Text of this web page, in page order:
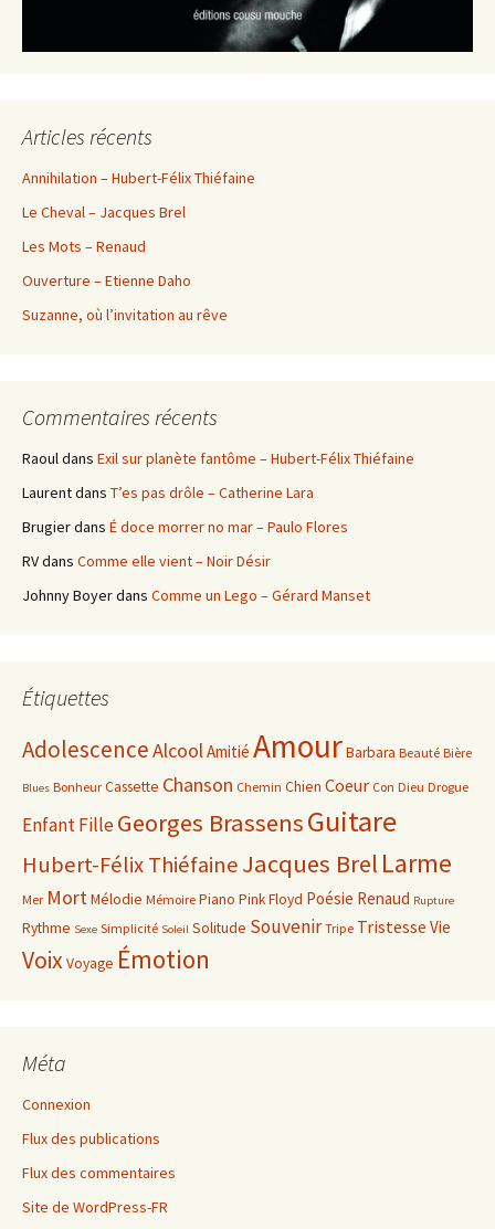
Articles récents
Annihilation – Hubert-Félix Thiéfaine
Le Cheval – Jacques Brel
Les Mots – Renaud
Ouverture – Etienne Daho
Suzanne, où l’invitation au rêve
Commentaires récents
Raouldans Exil sur planète fantôme – Hubert-Félix Thiéfaine
Laurentdans T’es pas drôle – Catherine Lara
Brugierdans É doce morrer no mar – Paulo Flores
RVdans Comme elle vient – Noir Désir
Johnny Boyerdans Comme un Lego – Gérard Manset
Étiquettes
AdolescenceAlcoolAmitié AmourBarbara Beauté Bière
Blues Bonheur Cassette Chanson Chemin Chien Coeur Con Dieu Drogue
EnfantFilleGeorges BrassensGuitare
Hubert-Félix ThiéfaineJacques Brel Larme
Mer MortMélodie Mémoire Piano Pink Floyd Poésie Renaud Rupture
Rythme Sexe Simplicité Soleil Solitude Souvenir Tripe Tristesse Vie
VoixVoyage Émotion
Méta
Connexion
Flux des publications
Flux des commentaires
Site de WordPress-FR